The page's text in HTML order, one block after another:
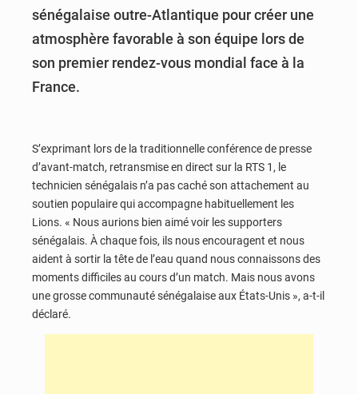
sénégalaise outre-Atlantique pour créer une
atmosphère favorable à son équipe lors de
son premier rendez-vous mondial face à la
France.
S’exprimant lors de la traditionnelle conférence de presse
d’avant-match, retransmise en direct sur la RTS 1, le
technicien sénégalais n’a pas caché son attachement au
soutien populaire qui accompagne habituellement les
Lions. « Nous aurions bien aimé voir les supporters
sénégalais. À chaque fois, ils nous encouragent et nous
aident à sortir la tête de l’eau quand nous connaissons des
moments difficiles au cours d’un match. Mais nous avons
une grosse communauté sénégalaise aux États-Unis », a-t-il
déclaré.